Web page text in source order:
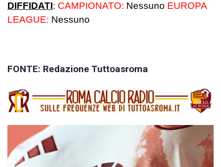
DIFFIDATI: CAMPIONATO: Nessuno EUROPA
LEAGUE: Nessuno
FONTE: Redazione Tuttoasroma